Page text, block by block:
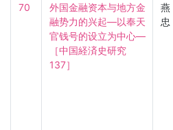
70
外国金融资本与地方金
融势力的兴起—以奉天
官钱号的设立为中心—
［中国経済史研究
137］
忠